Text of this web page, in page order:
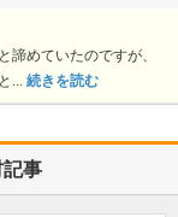
諦めていたのですが、
... 続きを読む
記事